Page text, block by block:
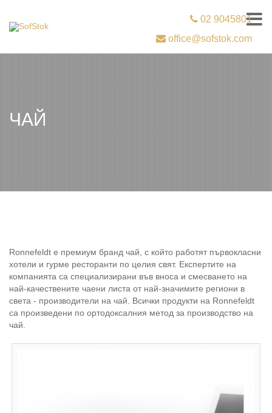
02 9045801
office@sofstok.com
ЧАЙ
Ronnefeldt е премиум бранд чай, с който работят първокласни
хотели и гурме ресторанти по целия свят. Експертите на
компанията са специализирани във вноса и смесването на
най-качествените чаени листа от най-значимите региони в
света - производители на чай. Всички продукти на Ronnefeldt
са произведени по oртодоксалния метод за производство на
чай.